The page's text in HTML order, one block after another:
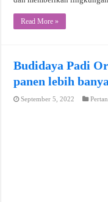
Read More »
Budidaya Padi
panen lebih
September 5, 2022